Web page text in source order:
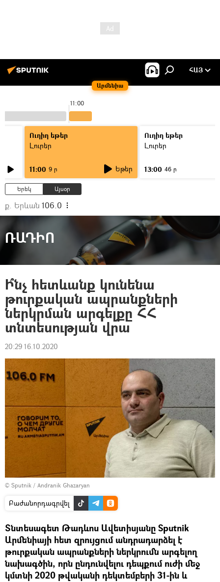
Արմենիա
ՀԱՅ
11:00
Ուղիղ եթեր
Լուրեր
11:00 9 ր Եթեր
Ուղիղ եթեր
Լուրեր
13:00 46 ր
Երեկ Այսօր
ք. Երևան 106.0
ՌԱԴԻՈ
Ի՞նչ հետևանք կունենա
թուրքական ապրանքների
ներկրման արգելքը ՀՀ
տնտեսության վրա
20:29 16.10.2020
© Sputnik / Andranik Ghazaryan
Բաժանորդագրվել
Տնտեսագետ Թադևոս Ավետիսյանը Sputnik
Արմենիայի հետ զրույցում անդրադարձել է
թուրքական ապրանքների ներկրումն արգելող
նախագծին, որն ընդունվելու դեպքում ուժի մեջ
կմտնի 2020 թվականի դեկտեմբերի 31-ին և